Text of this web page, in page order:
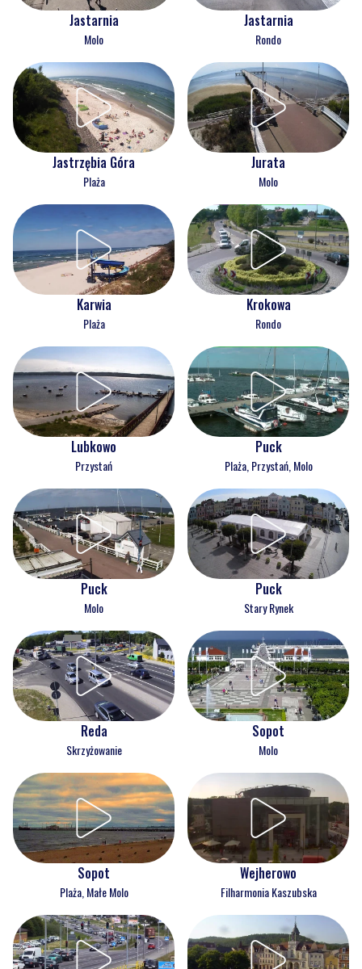
Jastarnia
Molo
Jastarnia
Rondo
Jastrzębia Góra
Plaża
Jurata
Molo
Karwia
Plaża
Krokowa
Rondo
Lubkowo
Przystań
Puck
Plaża, Przystań, Molo
Puck
Molo
Puck
Stary Rynek
Reda
Skrzyżowanie
Sopot
Molo
Sopot
Plaża, Małe Molo
Wejherowo
Filharmonia Kaszubska